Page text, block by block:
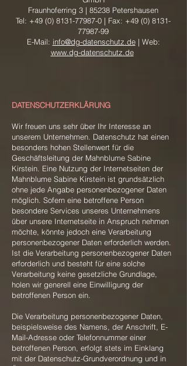
Fraunhoferring 3 | 85238 Petershausen
Tel: +49 (0) 8131-77987-0 | Fax: +49 (0) 8131-
77987-99
E-Mail: info@dg-datenschutz.de | Web:
www.dg-datenschutz.de
DATENSCHUTZERKLÄRUNG
Wir freuen uns sehr über Ihr Interesse an
unserem Unternehmen. Datenschutz hat einen
besonders hohen Stellenwert für die
Geschäftsleitung der Mahnblume Sabine
Kirstein. Eine Nutzung der Internetseiten der
Mahnblume Sabine Kirstein ist grundsätzlich
ohne jede Angabe personenbezogener Daten
möglich. Sofern eine betroffene Person
besondere Services unseres Unternehmens
über unsere Internetseite in Anspruch nehmen
möchte, könnte jedoch eine Verarbeitung
personenbezogener Daten erforderlich werden.
Ist die Verarbeitung personenbezogener Daten
erforderlich und besteht für eine solche
Verarbeitung keine gesetzliche Grundlage,
holen wir generell eine Einwilligung der
betroffenen Person ein.
Die Verarbeitung personenbezogener Daten,
beispielsweise des Namens, der Anschrift, E-
Mail-Adresse oder Telefonnummer einer
betroffenen Person, erfolgt stets im Einklang
mit der Datenschutz-Grundverordnung und in